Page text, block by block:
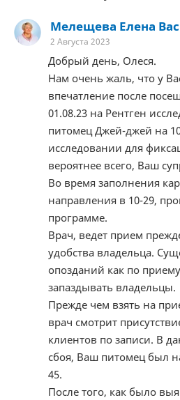
Мелещева Елена
2 Августа 2023
Добрый день, Олеся.
Нам очень жаль, что у
впечатление после
01.08.23 на Рентген
питомец Джей-джей на
исследовании для
вероятнее всего, Ваш
Во время заполнения
направления в 10-29,
программе.
Врач, ведет прием
удобства владельца.
опозданий как по
запаздывать владельцы.
Прежде чем взять на
врач смотрит
клиентов по записи. В
сбоя, Ваш питомец был
45.
После того, как было